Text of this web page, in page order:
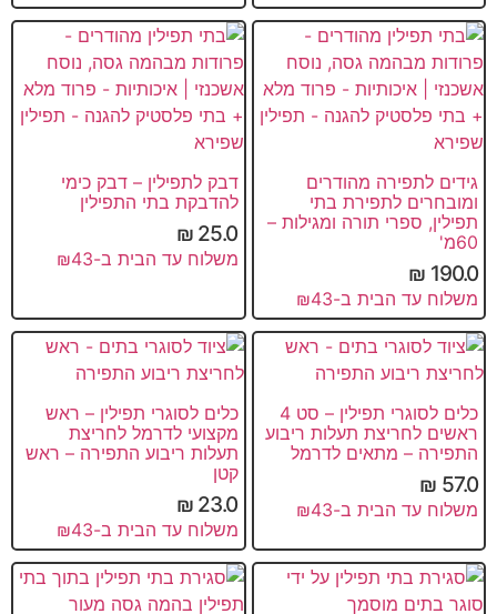
גידים לתפירה מהודרים
ומובחרים לתפירת בתי
תפילין, ספרי תורה ומגילות –
60מ'
190.0
₪
משלוח עד הבית ב-₪43
דבק לתפילין – דבק כימי
להדבקת בתי התפילין
25.0
₪
משלוח עד הבית ב-₪43
כלים לסוגרי תפילין – סט 4
ראשים לחריצת תעלות ריבוע
התפירה – מתאים לדרמל
57.0
₪
משלוח עד הבית ב-₪43
כלים לסוגרי תפילין – ראש
מקצועי לדרמל לחריצת
תעלות ריבוע התפירה – ראש
קטן
23.0
₪
משלוח עד הבית ב-₪43